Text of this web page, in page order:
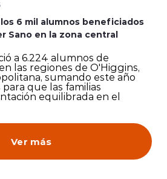
6 mil alumnos beneficiados
Sano en la zona central
a 6.224 alumnos de
las regiones de O'Higgins,
sumando este año
que las familias
equilibrada en el
Ver más